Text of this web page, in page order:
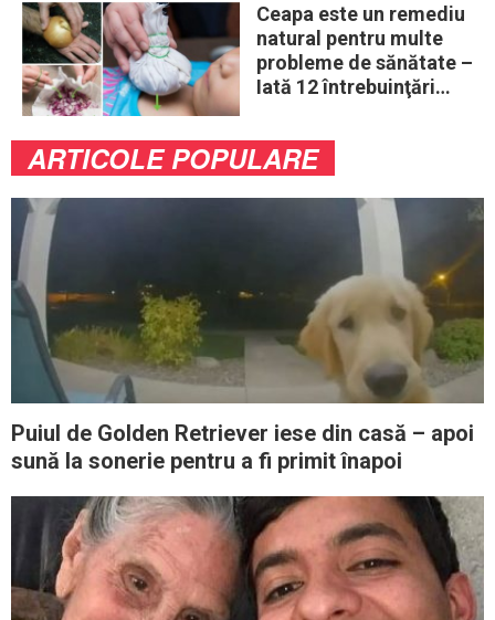
Ceapa este un remediu
natural pentru multe
probleme de sănătate –
Iată 12 întrebuinţări
ARTICOLE POPULARE
Puiul de Golden Retriever iese din casă – apoi
sună la sonerie pentru a fi primit înapoi